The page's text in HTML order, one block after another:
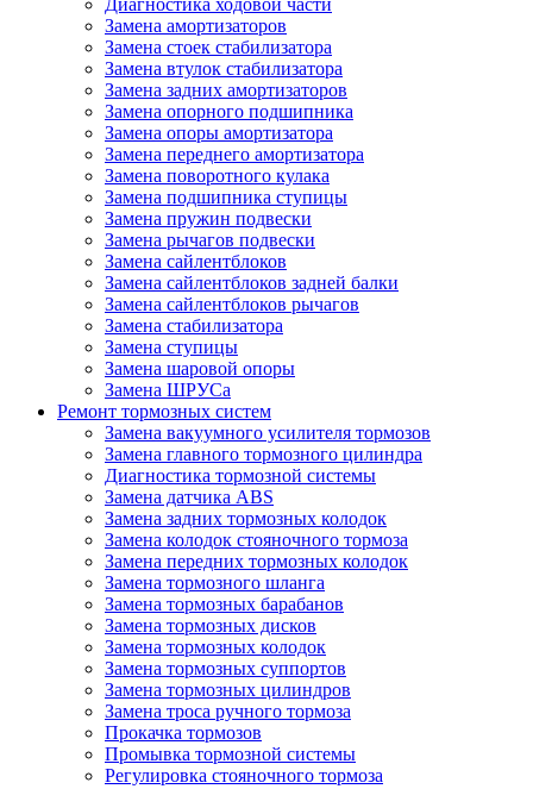
Замена амортизаторов
Замена стоек стабилизатора
Замена втулок стабилизатора
Замена задних амортизаторов
Замена опорного подшипника
Замена опоры амортизатора
Замена переднего амортизатора
Замена поворотного кулака
Замена подшипника ступицы
Замена пружин подвески
Замена рычагов подвески
Замена сайлентблоков
Замена сайлентблоков задней балки
Замена сайлентблоков рычагов
Замена стабилизатора
Замена ступицы
Замена шаровой опоры
Замена ШРУСа
Ремонт тормозных систем
Замена вакуумного усилителя тормозов
Замена главного тормозного цилиндра
Диагностика тормозной системы
Замена датчика ABS
Замена задних тормозных колодок
Замена колодок стояночного тормоза
Замена передних тормозных колодок
Замена тормозного шланга
Замена тормозных барабанов
Замена тормозных дисков
Замена тормозных колодок
Замена тормозных суппортов
Замена тормозных цилиндров
Замена троса ручного тормоза
Прокачка тормозов
Промывка тормозной системы
Регулировка стояночного тормоза